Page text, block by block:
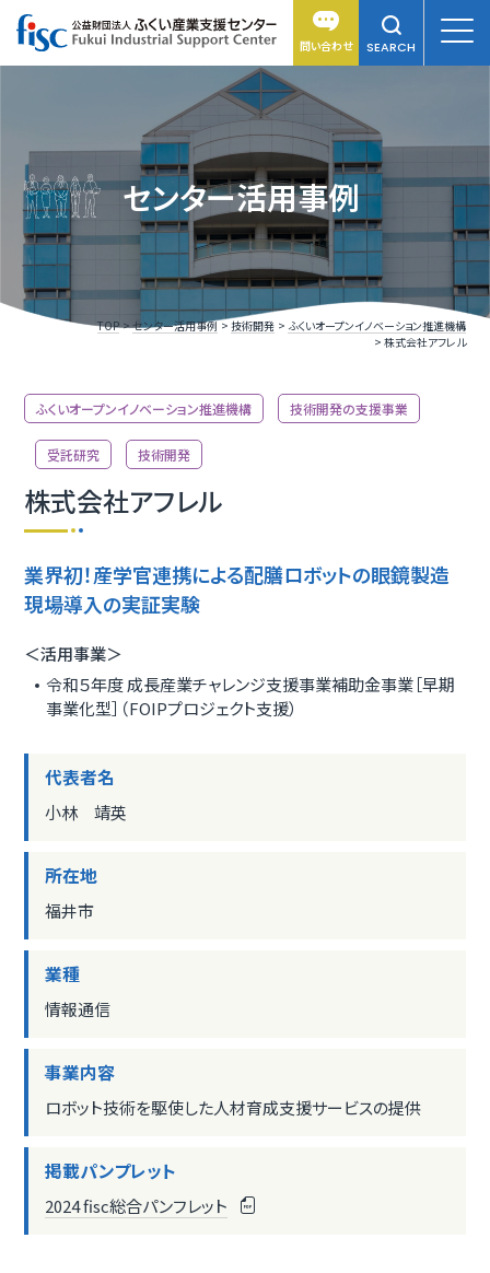
問い合わせ SEARCH
センター活用事例
TOP センター活用事例 技術開発
ふくいオープンイノベーション推進機構
株式会社アフレル
ふくいオープンイノベーション推進機構 技術開発の支援事業
受託研究 技術開発
株式会社アフレル
業界初！産学官連携による配膳ロボットの眼鏡製造
現場導入の実証実験
＜活用事業＞
令和５年度 成長産業チャレンジ支援事業補助金事業［早期
事業化型］（FOIPプロジェクト支援）
代表者名
小林 靖英
所在地
福井市
業種
情報通信
事業内容
ロボット技術を駆使した人材育成支援サービスの提供
掲載パンプレット
2024 fisc総合パンフレット